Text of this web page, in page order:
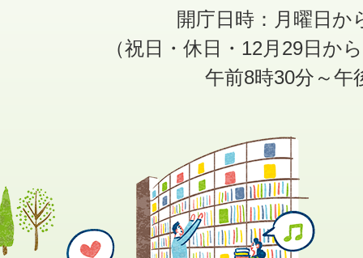
開庁日時：月曜日か
（祝日・休日・12月29日か
午前8時30分～午